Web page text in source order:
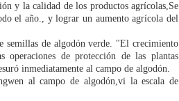
y la calidad de los productos agrícolas,Se
el año., y lograr un aumento agrícola del
semillas de algodón verde. "El crecimiento
operaciones de protección de las plantas
inmediatamente al campo de algodón.
al campo de algodón,vi la escala de